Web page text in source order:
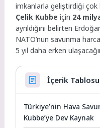
imkanlarla geliştirdiği çok
Çelik Kubbe için 24
ayrıldığını belirten
NATO’nun savunma
5 yıl daha erken
İçerik Tablosu
Türkiye’nin Hava
Kubbe’ye Dev Kaynak